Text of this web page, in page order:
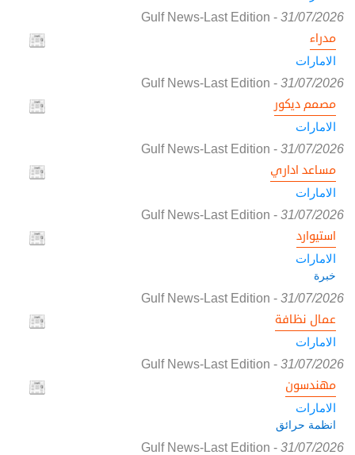
Gulf News-Last Edition - 31/07/2026
مدراء
الامارات
Gulf News-Last Edition - 31/07/2026
مصمم ديكور
الامارات
Gulf News-Last Edition - 31/07/2026
مساعد اداري
الامارات
Gulf News-Last Edition - 31/07/2026
استيوارد
الامارات
خبرة
Gulf News-Last Edition - 31/07/2026
عمال نظافة
الامارات
Gulf News-Last Edition - 31/07/2026
مهندسون
الامارات
انظمة حرائق
Gulf News-Last Edition - 31/07/2026